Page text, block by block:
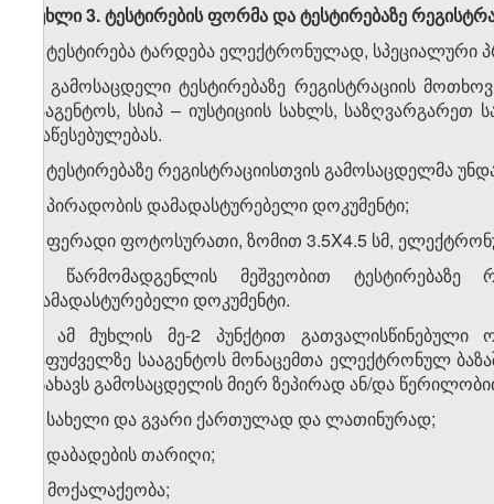
მუხლი 3. ტესტირების ფორმა და ტესტირებაზე
1. ტესტირება ტარდება ელექტრონულად,
2. გამოსაცდელი ტესტირებაზე რეგისტრაციის
სააგენტოს, სსიპ – იუსტიციის სახლს,
დაწესებულებას.
3. ტესტირებაზე რეგისტრაციისთვის გამოსაცდელმა
ა) პირადობის დამადასტურებელი დოკუმენტი;
ბ) ფერადი ფოტოსურათი, ზომით 3.5X4.5 სმ,
გ) წარმომადგენლის მეშვეობით ტესტირებაზე
დამადასტურებელი დოკუმენტი.
4. ამ მუხლის მე-2 პუნქტით
საფუძველზე სააგენტოს მონაცემთა ელექტრონულ
ასახავს გამოსაცდელის მიერ ზეპირად ან/და
ა) სახელი და გვარი ქართულად და ლათინურად;
ბ) დაბადების თარიღი;
გ) მოქალაქეობა;